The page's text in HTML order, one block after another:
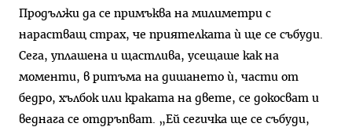
Продължи да се примъква на милиметри с
нарастващ страх, че приятелката ѝ ще се събуди.
Сега, уплашена и щастлива, усещаше как на
моменти, в ритъма на дишането ѝ, части от
бедро, хълбок или краката на двете, се докосват и
веднага се отдръпват. „Ей сегичка ще се събуди,